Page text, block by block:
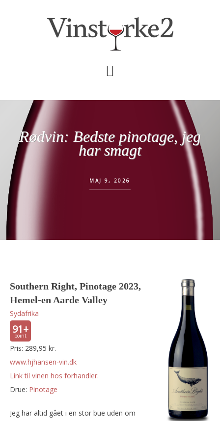
Rødvin: Bedste pinotage, jeg
har smagt
MAJ 9, 2026
Southern Right, Pinotage 2023,
Hemel-en Aarde Valley
Sydafrika
91+
Pris: 289,95 kr.
www.hjhansen-vin.dk
Link til vinen hos forhandler.
Drue:
pinotage
Jeg har altid gået i en stor bue uden om